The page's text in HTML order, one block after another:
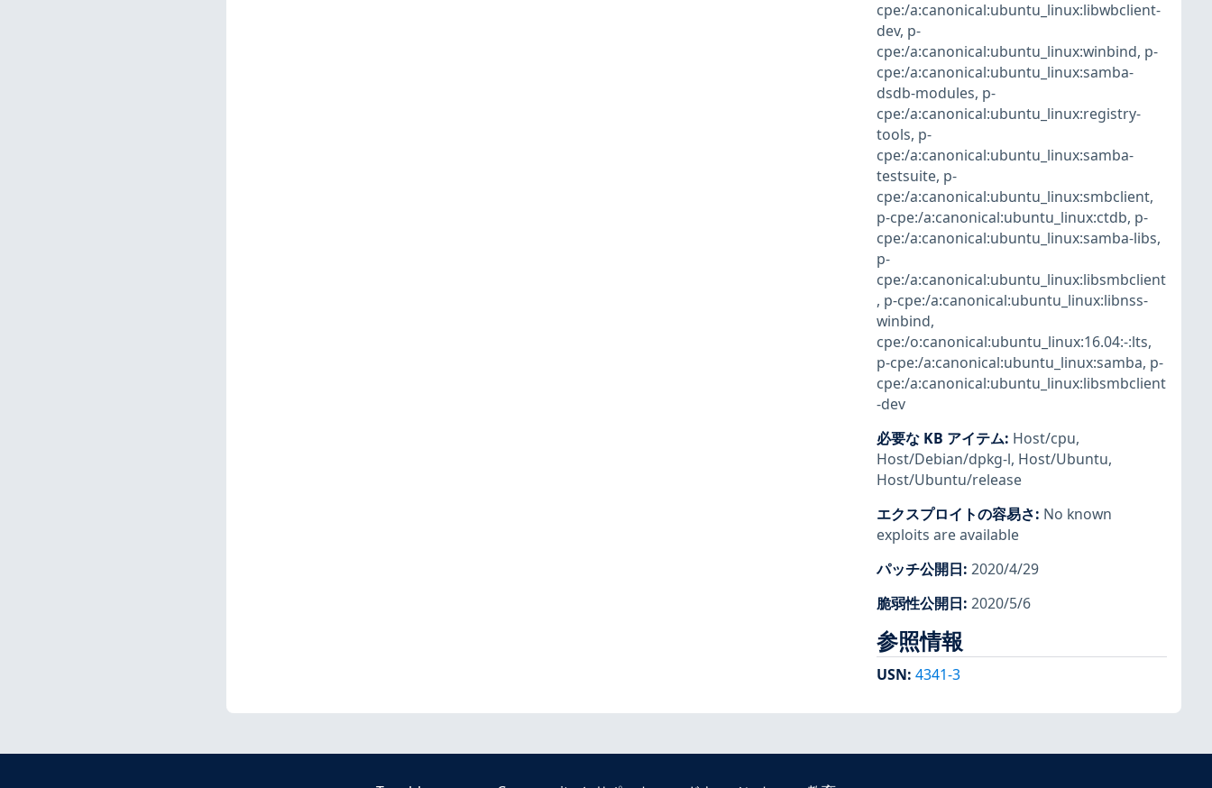
cpe:/a:canonical:ubuntu_linux:libwbclient-
dev, p-
cpe:/a:canonical:ubuntu_linux:winbind, p-
cpe:/a:canonical:ubuntu_linux:samba-
dsdb-modules, p-
cpe:/a:canonical:ubuntu_linux:registry-
tools, p-
cpe:/a:canonical:ubuntu_linux:samba-
testsuite, p-
cpe:/a:canonical:ubuntu_linux:smbclient,
p-cpe:/a:canonical:ubuntu_linux:ctdb, p-
cpe:/a:canonical:ubuntu_linux:samba-libs,
p-
cpe:/a:canonical:ubuntu_linux:libsmbclient
, p-cpe:/a:canonical:ubuntu_linux:libnss-
winbind,
cpe:/o:canonical:ubuntu_linux:16.04:-:lts,
p-cpe:/a:canonical:ubuntu_linux:samba, p-
cpe:/a:canonical:ubuntu_linux:libsmbclient
-dev
必要な KB アイテム: Host/cpu,
Host/Debian/dpkg-l, Host/Ubuntu,
Host/Ubuntu/release
エクスプロイトの容易さ: No known
exploits are available
パッチ公開日: 2020/4/29
脆弱性公開日: 2020/5/6
参照情報
USN: 4341-3